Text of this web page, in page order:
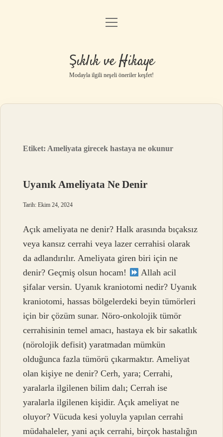
Gizlilik Politikası
Yasal Uyarı
menüyü
Şıklık ve Hikaye
Modayla ilgili neşeli öneriler keşfet!
Etiket: Ameliyata girecek hastaya ne okunur
Uyanık Ameliyata Ne Denir
Tarih: Ekim 24, 2024
Açık ameliyata ne denir? Halk arasında bıçaksız
veya kansız cerrahi veya lazer cerrahisi olarak
da adlandırılır. Ameliyata giren biri için ne
denir? Geçmiş olsun hocam!
Allah acil
şifalar versin. Uyanık kraniotomi nedir? Uyanık
kraniotomi, hassas bölgelerdeki beyin tümörleri
için bir çözüm sunar. Nöro-onkolojik tümör
cerrahisinin temel amacı, hastaya ek bir sakatlık
(nörolojik defisit) yaratmadan mümkün
olduğunca fazla tümörü çıkarmaktır. Ameliyat
olan kişiye ne denir? Cerh, yara; Cerrahi,
yaralarla ilgilenen bilim dalı; Cerrah ise
yaralarla ilgilenen kişidir. Açık ameliyat ne
oluyor? Vücuda kesi yoluyla yapılan cerrahi
müdahaleler, yani açık cerrahi, birçok hastalığın